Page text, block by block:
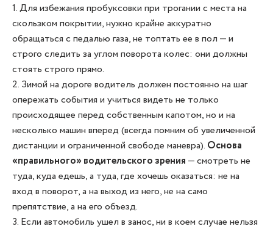
1. Для избежания пробуксовки при трогании с места на
скользком покрытии, нужно крайне аккуратно
обращаться с педалью газа, не топтать ее в пол — и
строго следить за углом поворота колес: они должны
стоять строго прямо.
2. Зимой на дороге водитель должен постоянно на шаг
опережать события и учиться видеть не только
происходящее перед собственным капотом, но и на
несколько машин вперед (всегда помним об увеличенной
дистанции и ограниченной свободе маневра). Основа
«правильного» водительского зрения — смотреть не
туда, куда едешь, а туда, где хочешь оказаться: не на
вход в поворот, а на выход из него, не на само
препятствие, а на его объезд.
3. Если автомобиль ушел в занос, ни в коем случае нельзя